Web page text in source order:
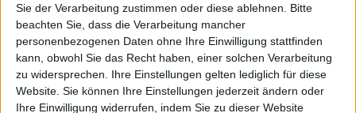
Sie der Verarbeitung zustimmen oder diese ablehnen.
Bitte
beachten Sie, dass die Verarbeitung mancher
personenbezogenen Daten ohne Ihre Einwilligung stattfinden
kann, obwohl Sie das Recht haben, einer solchen Verarbeitung
zu widersprechen. Ihre Einstellungen gelten lediglich für diese
Website. Sie können Ihre Einstellungen jederzeit ändern oder
Ihre Einwilligung widerrufen, indem Sie zu dieser Website